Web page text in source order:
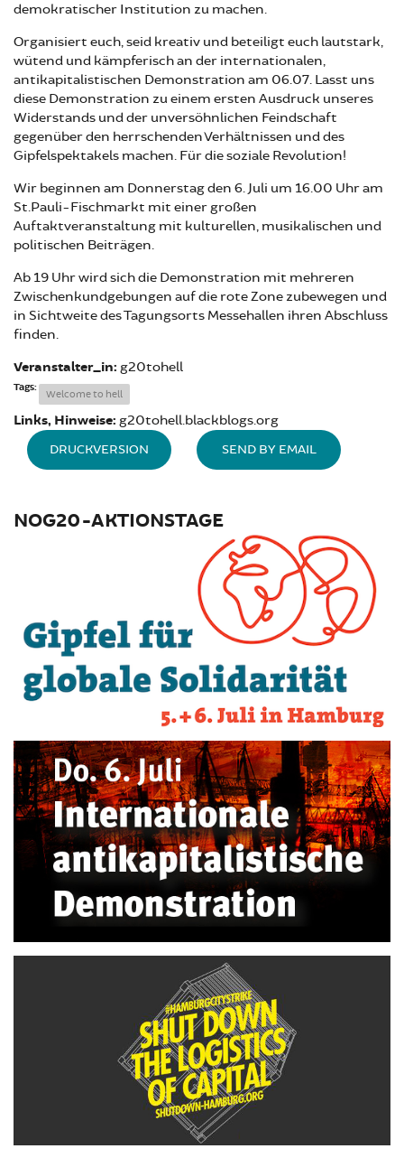
demokratischer Institution zu machen.
Organisiert euch, seid kreativ und beteiligt euch lautstark,
wütend und kämpferisch an der internationalen,
antikapitalistischen Demonstration am 06.07. Lasst uns
diese Demonstration zu einem ersten Ausdruck unseres
Widerstands und der unversöhnlichen Feindschaft
gegenüber den herrschenden Verhältnissen und des
Gipfelspektakels machen. Für die soziale Revolution!
Wir beginnen am Donnerstag den 6. Juli um 16.00 Uhr am
St.Pauli-Fischmarkt mit einer großen
Auftaktveranstaltung mit kulturellen, musikalischen und
politischen Beiträgen.
Ab 19 Uhr wird sich die Demonstration mit mehreren
Zwischenkundgebungen auf die rote Zone zubewegen und
in Sichtweite des Tagungsorts Messehallen ihren Abschluss
finden.
Veranstalter_in: g20tohell
Tags:
Welcome to hell
Links, Hinweise: g20tohell.blackblogs.org
DRUCKVERSION SEND BY EMAIL
NOG20-AKTIONSTAGE